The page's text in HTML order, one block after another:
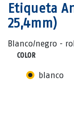
Etiqueta
25,4mm)
Blanco/negro -
COLOR
blanco